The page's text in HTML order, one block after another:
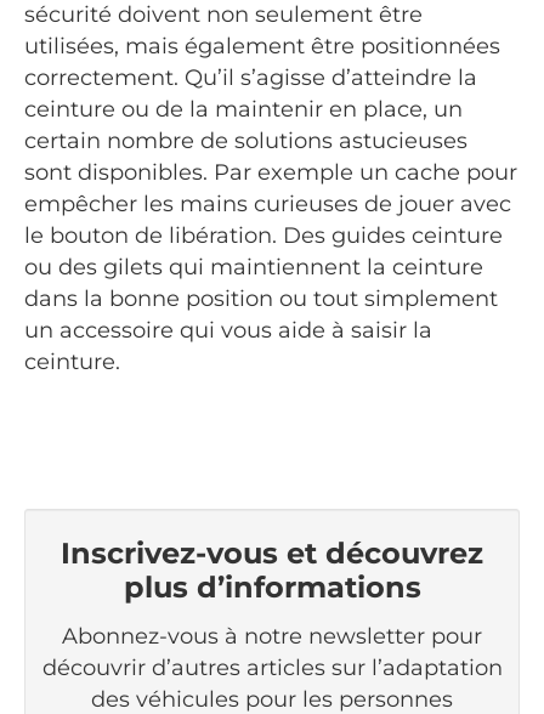
sécurité doivent non seulement être
utilisées, mais également être positionnées
correctement. Qu’il s’agisse d’atteindre la
ceinture ou de la maintenir en place, un
certain nombre de solutions astucieuses
sont disponibles. Par exemple un cache pour
empêcher les mains curieuses de jouer avec
le bouton de libération. Des guides ceinture
ou des gilets qui maintiennent la ceinture
dans la bonne position ou tout simplement
un accessoire qui vous aide à saisir la
ceinture.
Inscrivez-vous et découvrez
plus d’informations
Abonnez-vous à notre newsletter pour
découvrir d’autres articles sur l’adaptation
des véhicules pour les personnes